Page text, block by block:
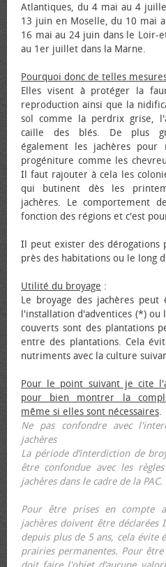
Atlantiques, du 4 mai au 4
13 juin en Moselle, du 10 mai
16 mai au 24 juin dans le Loir-
au 1er juillet dans la Marne.
Pourquoi donc de telles
Elles visent à protéger la
reproduction ainsi que la
sol comme la perdrix grise,
caille des blés. De plus
également les jachères
progéniture comme les
Il faut rajouter à cela les
qui butinent dès les
jachères. Le comportement
fonction des régions et c'est
Il peut exister des dérogations
près des habitations ou le long
Utilité du broyage :
Le broyage des jachères
l'installation d'adventices (*)
couverts sont des plantations
entre des plantations. Cela
nutriments avec la culture
Pour le point suivant je cite
pour bien montrer la
même si elles sont nécessaires.
Ne pas confondre avec
jachères
La période d’interdiction de
être confondue avec les
jachères dans le cadre de la PAC.
Pour être prises en compte
jachères doivent être déclarées
depuis plus de 5 ans, cela évite
prairies permanentes. Pour être